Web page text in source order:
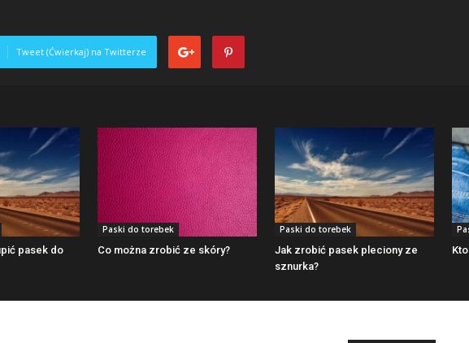
Tweet (Ćwierkaj) na Twitterze
pasek do
Paski do torebek
Co można zrobić ze skóry?
Paski do torebek
Jak zrobić pasek pleciony ze
sznurka?